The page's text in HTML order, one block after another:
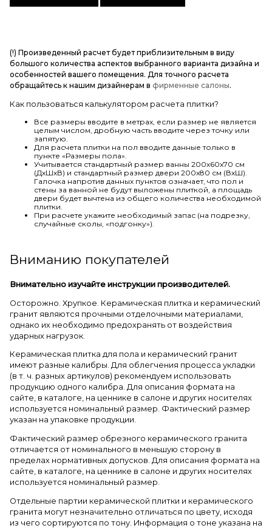
(!) Произведенный расчет будет приблизительным в виду
большого количества аспектов выбранного варианта дизайна и
особенностей вашего помещения. Для точного расчета
обращайтесь к нашим дизайнерам в фирменные салоны.
Как пользоваться калькулятором расчета плитки?
Все размеры вводите в метрах, если размер не является
целым числом, дробную часть вводите через точку или
запятую.
Для расчета плитки на пол вводите данные только в
пункте «Размеры пола».
Учитывается стандартный размер ванны 200х60х70 см
(ДхШхВ) и стандартный размер двери 200х80 см (ВхШ).
Галочка напротив данных пунктов означает, что пол и
стены за ванной не будут выложены плиткой, а площадь
двери будет вычтена из общего количества необходимой
плитки.
При расчете укажите необходимый запас (на подрезку,
случайные сколы, «подгонку»).
Вниманию покупателей
Внимательно изучайте инструкции производителей.
Осторожно. Хрупкое. Керамическая плитка и керамический
гранит являются прочными отделочными материалами,
однако их необходимо предохранять от воздействия
ударных нагрузок.
Керамическая плитка для пола и керамический гранит
имеют разные калибры. Для облегчения процесса укладки
(в т. ч. разных артикулов) рекомендуем использовать
продукцию одного калибра. Для описания формата на
сайте, в каталоге, на ценнике в салоне и других носителях
используется номинальный размер. Фактический размер
указан на упаковке продукции.
Фактический размер обрезного керамического гранита
отличается от номинального в меньшую сторону в
пределах нормативных допусков. Для описания формата на
сайте, в каталоге, на ценнике в салоне и других носителях
используется номинальный размер.
Отдельные партии керамической плитки и керамического
гранита могут незначительно отличаться по цвету, исходя
из чего сортируются по тону. Информация о тоне указана на